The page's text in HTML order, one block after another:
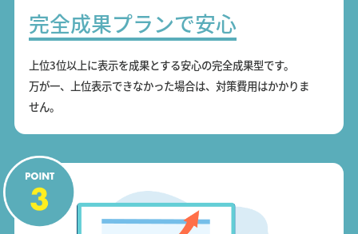
完全成果プランで安心
上位3位以上に表示を成果とする安心の完全成果型です。
万が一、上位表示できなかった場合は、対策費用はかかりま
せん。